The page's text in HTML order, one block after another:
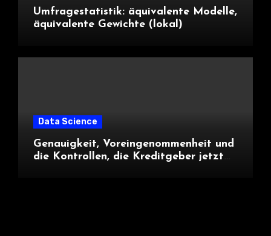
Umfragestatistik: äquivalente Modelle,
äquivalente Gewichte (lokal)
Data Science
Genauigkeit, Voreingenommenheit und
die Kontrollen, die Kreditgeber jetzt